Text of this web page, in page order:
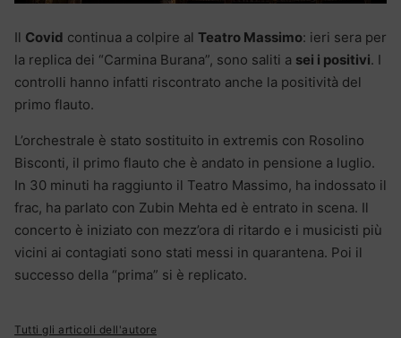
Il Covid continua a colpire al Teatro Massimo: ieri sera per
la replica dei “Carmina Burana”, sono saliti a sei i positivi. I
controlli hanno infatti riscontrato anche la positività del
primo flauto.
L’orchestrale è stato sostituito in extremis con Rosolino
Bisconti, il primo flauto che è andato in pensione a luglio.
In 30 minuti ha raggiunto il Teatro Massimo, ha indossato il
frac, ha parlato con Zubin Mehta ed è entrato in scena. Il
concerto è iniziato con mezz’ora di ritardo e i musicisti più
vicini ai contagiati sono stati messi in quarantena. Poi il
successo della “prima” si è replicato.
Tutti gli articoli dell'autore